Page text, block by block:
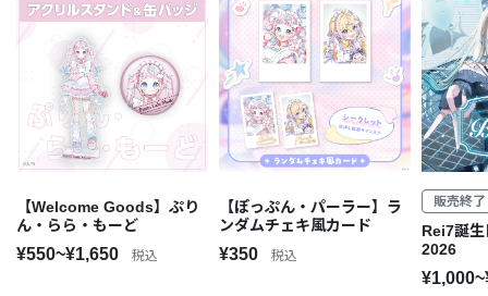
【Welcome Goods】ぷり
ん・らら・もーど
¥550~¥1,650 税込
【ぽっぷん・パーラー】ラ
ンダムチェキ風カード
¥350 税込
販売終了
Rei7誕
2026